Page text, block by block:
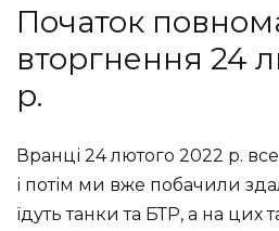
Початок
вторгнення 24
р.
Вранці 24 лютого 2022 р.
і потім ми вже побачили
їдуть танки та БТР, а на цих